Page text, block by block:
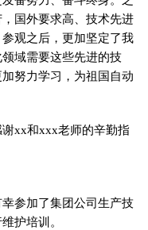
国外要求高、技术先进
观之后，更加坚定了我
域需要这些先进的技
努力学习，为祖国自动
xx和xxx老师的辛勤指
参加了集团公司生产技
护培训。